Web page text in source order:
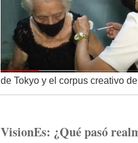
de Tokyo y el corpus creativo
VisionEs: ¿Qué pasó